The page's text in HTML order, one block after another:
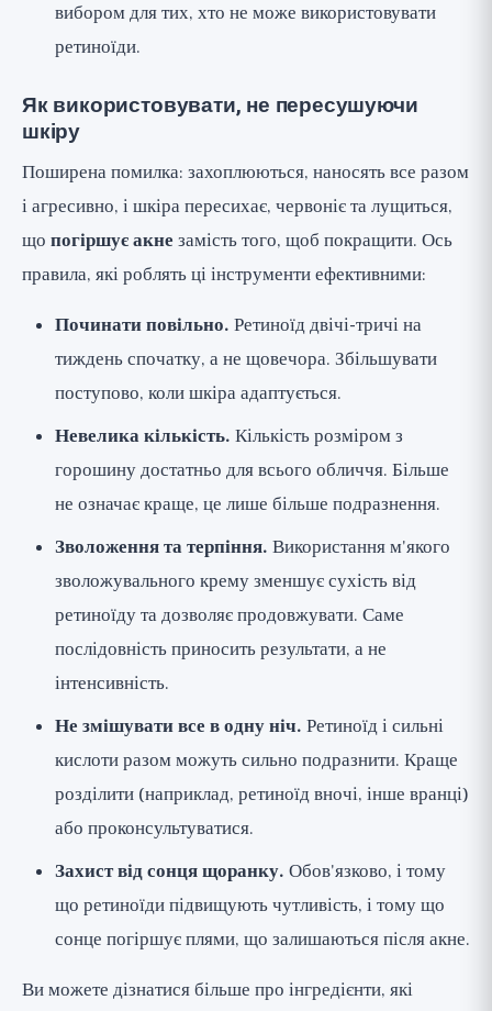
вибором для тих, хто не може використовувати
ретиноїди.
Як використовувати, не пересушуючи
шкіру
Поширена помилка: захоплюються, наносять все разом
і агресивно, і шкіра пересихає, червоніє та лущиться,
що погіршує акне замість того, щоб покращити. Ось
правила, які роблять ці інструменти ефективними:
Починати повільно. Ретиноїд двічі-тричі на
тиждень спочатку, а не щовечора. Збільшувати
поступово, коли шкіра адаптується.
Невелика кількість. Кількість розміром з
горошину достатньо для всього обличчя. Більше
не означає краще, це лише більше подразнення.
Зволоження та терпіння. Використання м'якого
зволожувального крему зменшує сухість від
ретиноїду та дозволяє продовжувати. Саме
послідовність приносить результати, а не
інтенсивність.
Не змішувати все в одну ніч. Ретиноїд і сильні
кислоти разом можуть сильно подразнити. Краще
розділити (наприклад, ретиноїд вночі, інше вранці)
або проконсультуватися.
Захист від сонця щоранку. Обов'язково, і тому
що ретиноїди підвищують чутливість, і тому що
сонце погіршує плями, що залишаються після акне.
Ви можете дізнатися більше про інгредієнти, які